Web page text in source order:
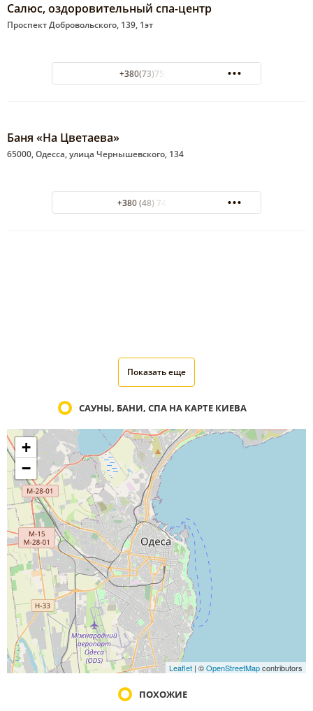
Салюс, оздоровительный спа-центр
Проспект Добровольского, 139, 1эт
+380(73)758-08-07
Баня «На Цветаева»
65000, Одесса, улица Чернышевского, 134
+380 (48) 743-25-75
Показать еще
САУНЫ, БАНИ, СПА НА КАРТЕ КИЕВА
+
−
Leaflet | ©OpenStreetMapcontributors
ПОХОЖИЕ